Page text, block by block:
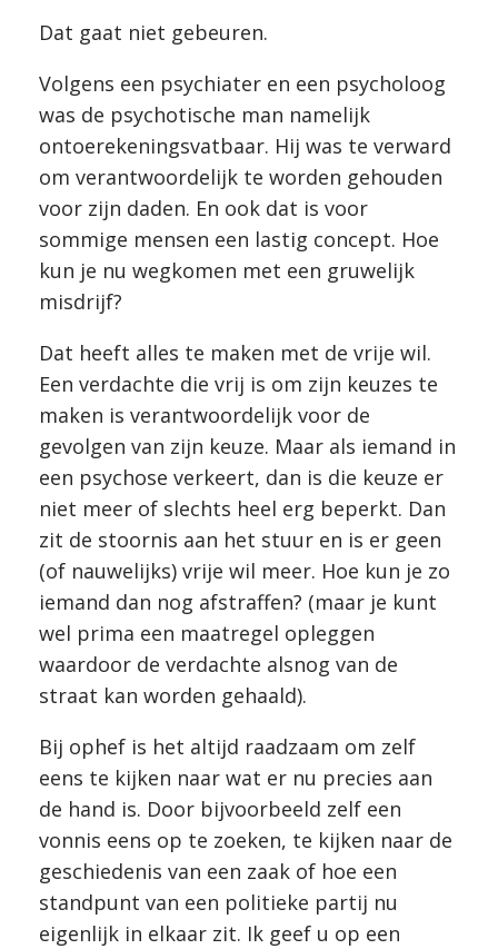
Dat gaat niet gebeuren.
Volgens een psychiater en een psycholoog
was de psychotische man namelijk
ontoerekeningsvatbaar. Hij was te verward
om verantwoordelijk te worden gehouden
voor zijn daden. En ook dat is voor
sommige mensen een lastig concept. Hoe
kun je nu wegkomen met een gruwelijk
misdrijf?
Dat heeft alles te maken met de vrije wil.
Een verdachte die vrij is om zijn keuzes te
maken is verantwoordelijk voor de
gevolgen van zijn keuze. Maar als iemand in
een psychose verkeert, dan is die keuze er
niet meer of slechts heel erg beperkt. Dan
zit de stoornis aan het stuur en is er geen
(of nauwelijks) vrije wil meer. Hoe kun je zo
iemand dan nog afstraffen? (maar je kunt
wel prima een maatregel opleggen
waardoor de verdachte alsnog van de
straat kan worden gehaald).
Bij ophef is het altijd raadzaam om zelf
eens te kijken naar wat er nu precies aan
de hand is. Door bijvoorbeeld zelf een
vonnis eens op te zoeken, te kijken naar de
geschiedenis van een zaak of hoe een
standpunt van een politieke partij nu
eigenlijk in elkaar zit. Ik geef u op een